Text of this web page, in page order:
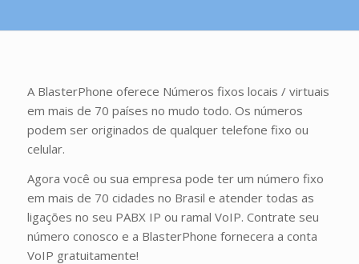
A BlasterPhone oferece Números fixos locais / virtuais
em mais de 70 países no mudo todo. Os números
podem ser originados de qualquer telefone fixo ou
celular.
Agora você ou sua empresa pode ter um número fixo
em mais de 70 cidades no Brasil e atender todas as
ligações no seu PABX IP ou ramal VoIP. Contrate seu
número conosco e a BlasterPhone fornecera a conta
VoIP gratuitamente!